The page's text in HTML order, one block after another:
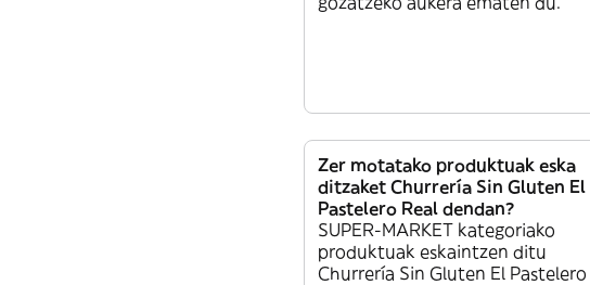
Zer motatako produktuak eska
ditzaket Churrería Sin Gluten El
Pastelero Real dendan?
SUPER-MARKET kategoriako
produktuak eskaintzen ditu
Churrería Sin Gluten El Pastelero